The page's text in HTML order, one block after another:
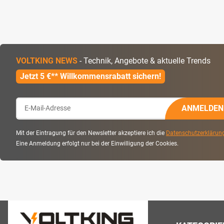
VOLTKING NEWS - Technik, Angebote & aktuelle Trends
Jetzt 5 €** Willkommensrabatt sichern!
ANMELDEN
Mit der Eintragung für den Newsletter akzeptiere ich die
Eine Anmeldung erfolgt nur bei der Einwilligung der Cookies.